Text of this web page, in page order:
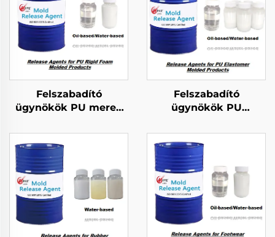
Felszabadító
ügynökök PU merev
termékekhez
Felszabadító
ügynökök PU
termékekhez